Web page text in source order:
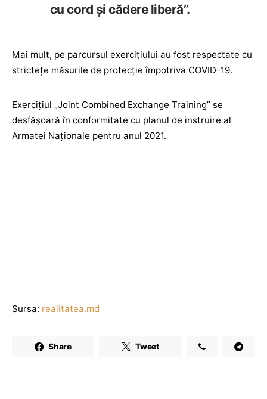
cu cord şi cădere liberă”.
Mai mult, pe parcursul exercițiului au fost respectate cu
strictețe măsurile de protecție împotriva COVID-19.
Exerciţiul „Joint Combined Exchange Training” se
desfăşoară în conformitate cu planul de instruire al
Armatei Naţionale pentru anul 2021.
Sursa: realitatea.md
Share Tweet